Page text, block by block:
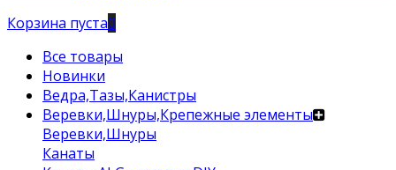
Корзина пуста0
Все товары
Новинки
Ведра,Тазы,Канистры
Веревки,Шнуры,Крепежные элементы
Веревки,Шнуры
Канаты